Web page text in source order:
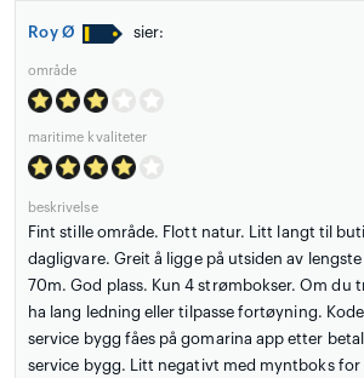
Roy Ø sier:
område
maritime kvaliteter
beskrivelse
Fint stille område. Flott natur. Litt langt til
dagligvare. Greit å ligge på utsiden av
70m. God plass. Kun 4 strømbokser. Om du
ha lang ledning eller tilpasse fortøyning.
service bygg fåes på gomarina app etter
service bygg. Litt negativt med myntboks for